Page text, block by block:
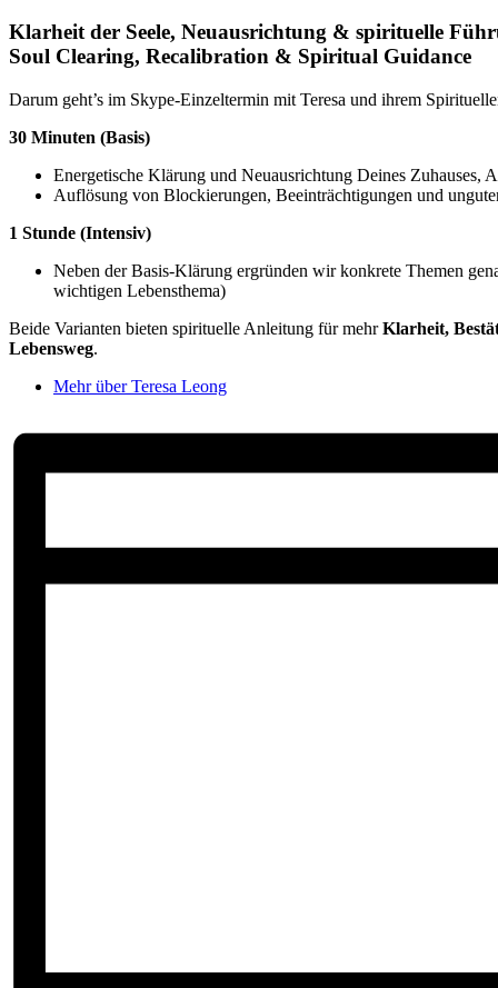
Klarheit der Seele, Neuausrichtung & spirituelle
Soul Clearing, Recalibration & Spiritual Guidance
Darum geht’s im Skype-Einzeltermin mit Teresa und ihrem
30 Minuten (Basis)
Energetische Klärung und Neuausrichtung Deines Zuhauses,
Auflösung von Blockierungen, Beeinträchtigungen und
1 Stunde (Intensiv)
Neben der Basis-Klärung ergründen wir konkrete Themen
wichtigen Lebensthema)
Beide Varianten bieten spirituelle Anleitung für mehrKlarheit,
Lebensweg.
Mehr über Teresa Leong